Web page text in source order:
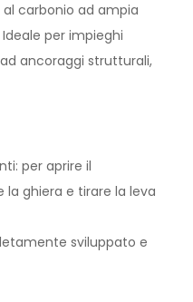
carbonio ad ampia
per impieghi
ancoraggi strutturali,
per aprire il
ghiera e tirare la leva
sviluppato e